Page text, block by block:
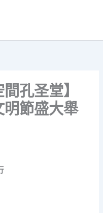
孔圣堂】
明節盛大舉